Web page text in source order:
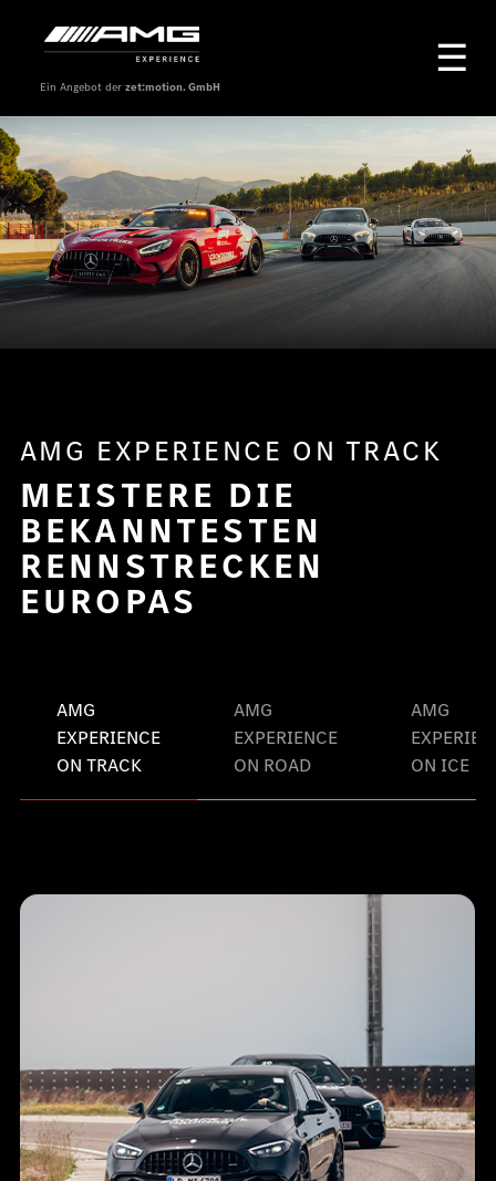
Ein Angebot der zet:motion. GmbH
AMG EXPERIENCE ON TRACK
MEISTERE DIE
BEKANNTESTEN
RENNSTRECKEN
EUROPAS
AMG
EXPERIENCE
ON TRACK
AMG
EXPERIENCE
ON ROAD
AMG
ON ICE